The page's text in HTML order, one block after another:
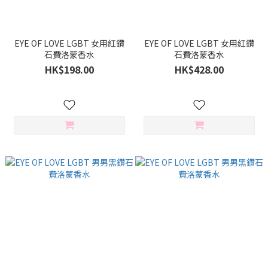
EYE OF LOVE LGBT 女用紅鑽
石費洛蒙香水
HK$198.00
EYE OF LOVE LGBT 女用紅鑽
石費洛蒙香水
HK$428.00